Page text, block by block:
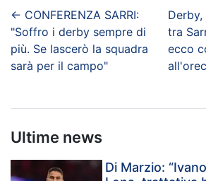
← CONFERENZA SARRI:
"Soffro i derby sempre di
più. Se lascerò la squadra
sarà per il campo"
tra
ecco
Ultime news
Di Marzio: